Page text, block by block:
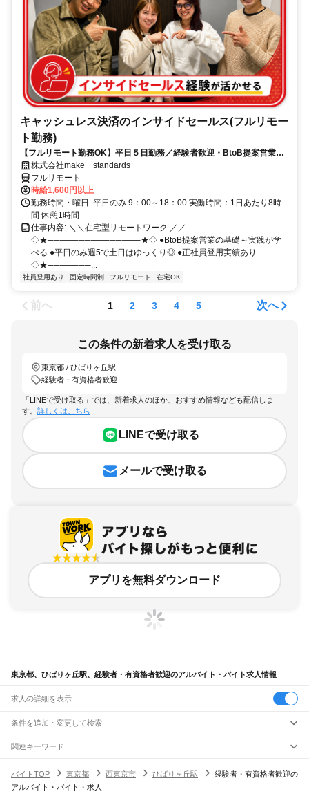
キャッシュレス決済のインサイドセールス(フルリモー
ト勤務)
【フルリモート勤務OK】平日５日勤務／経験者歓迎・BtoB提案営業で
スキルアップ
株式会社make standards
フルリモート
時給1,600円以上
勤務時間・曜日: 平日のみ 9：00～18：00 実働時間：1日あたり8時
間 休憩1時間
仕事内容: ＼＼在宅型リモートワーク ／／
◇★───────────────★◇ ●BtoB提案営業の基礎～実践が学
べる ●平日のみ週5で土日はゆっくり◎ ●正社員登用実績あり
◇★───────...
社員登用あり 固定時間制 フルリモート 在宅OK
前へ 1 2 3 4 5 次へ
この条件の新着求人を受け取る
東京都 / ひばりヶ丘駅
経験者・有資格者歓迎
「LINEで受け取る」では、新着求人のほか、おすすめ情報なども配信しま
す。 詳しくはこちら
LINEで受け取る
メールで受け取る
アプリを無料ダウンロード
東京都、ひばりヶ丘駅、経験者・有資格者歓迎のアルバイト・バイト求人情報
求人の詳細を表示
条件を追加・変更して検索
市区町村を追加・変更
東京都すべて
東京23区すべて
駅を追加・変更
関連キーワード
バイトTOP
東京都 西東京市 ひばりヶ丘駅
経験者・有資格者歓迎の
アルバイト・バイト・求人